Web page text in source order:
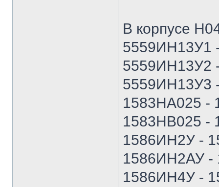
В корпусе
5559ИН13У1
5559ИН13У2
5559ИН13У3
1583НА025 -
1583НВ025 -
1586ИН2У -
1586ИН2АУ -
1586ИН4У -